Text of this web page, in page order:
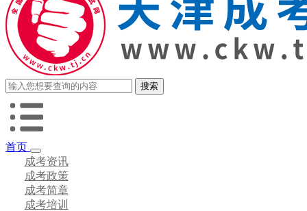
首页
成考资讯
成考政策
成考简章
成考培训